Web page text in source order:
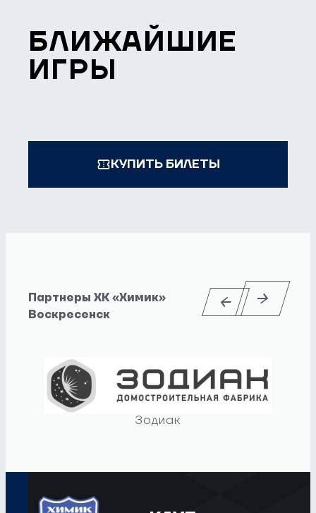
БЛИЖАЙШИЕ
ИГРЫ
КУПИТЬ БИЛЕТЫ
Партнеры ХК «Химик»
Воскресенск
Зодиак